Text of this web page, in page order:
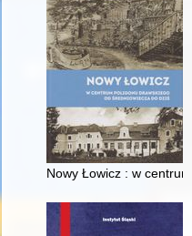
Nowy Łowicz : w